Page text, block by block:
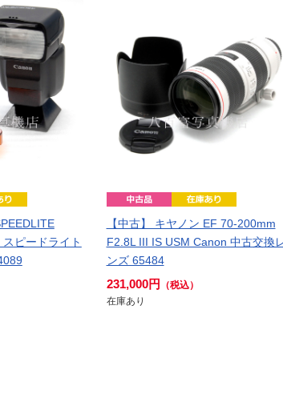
ピードライト
【中古】 キヤノン EF 70-200mm
F2.8L III IS USM Canon 中古交換
ンズ 65484
231,000円
（税込）
在庫あり